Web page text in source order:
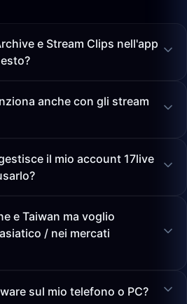
e Stream Clips nell'app
anche con gli stream
il mio account 17live
e Taiwan ma voglio
/ nei mercati
sul mio telefono o PC?